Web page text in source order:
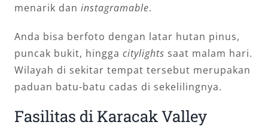
menarik dan instagramable.
Anda bisa berfoto dengan latar hutan pinus,
puncak bukit, hingga citylights saat malam hari.
Wilayah di sekitar tempat tersebut merupakan
paduan batu-batu cadas di sekelilingnya.
Fasilitas di Karacak Valley